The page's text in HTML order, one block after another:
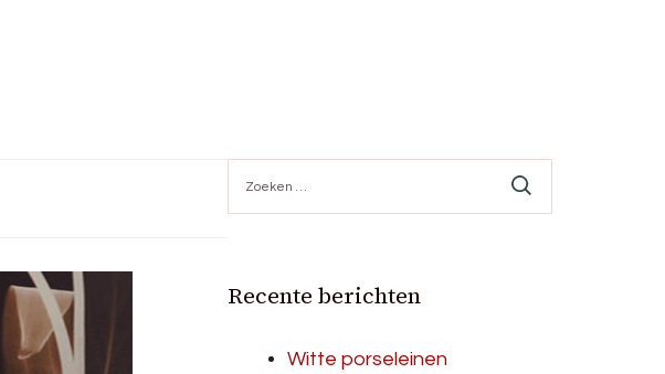
naar:
Recente berichten
Witte porseleinen